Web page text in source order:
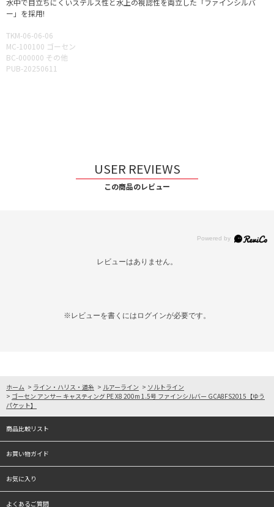
水中で目立ちにくいステルス性と水上の視認性を両立した「ファインシルバ
ー」を採用!
TKM-06-06-06
MC-100100 ゴーセン
BC-000000 その他
PUB-20250611
USER REVIEWS
この商品のレビュー
レビューはありません。
※レビューを書くには ログインが必要です。
ホーム > ライン・ハリス・道糸 > ルアーライン > ソルトライン
> ゴーセン アンサー キャスティング PE X8 200m 1.5号 ファインシルバー GCA8FS2015【ゆう
パケット】
商品比較リスト
お買い物ガイド
お気に入り
よくあるご質問